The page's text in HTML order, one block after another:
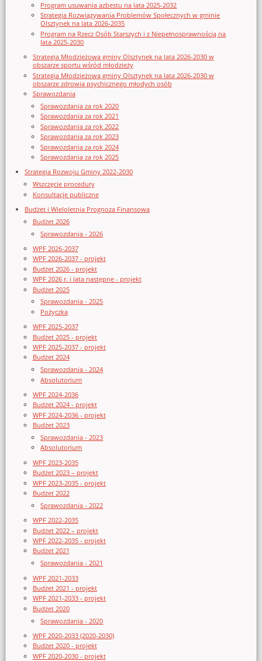
Program usuwania azbestu na lata 2025-2032
Strategia Rozwiązywania Problemów Społecznych w gminie
Olsztynek na lata 2026-2035
Program na Rzecz Osób Starszych i z Niepełnosprawnością na
lata 2025-2030
Strategia Młodzieżowa gminy Olsztynek na lata 2026-2030 w
obszarze sportu wśród młodzieży
Strategia Młodzieżowa gminy Olsztynek na lata 2026-2030 w
obszarze zdrowia psychicznego młodych osób
Sprawozdania
Sprawozdania za rok 2020
Sprawozdania za rok 2021
Sprawozdania za rok 2022
Sprawozdania za rok 2023
Sprawozdania za rok 2024
Sprawozdania za rok 2025
Strategia Rozwoju Gminy 2022-2030
Wszczęcie procedury
Konsultacje publiczne
Budżet i Wieloletnia Prognoza Finansowa
Budżet 2026
Sprawozdania - 2026
WPF 2026-2037
WPF 2026-2037 - projekt
Budżet 2026 - projekt
WPF 2026 r. i lata następne - projekt
Budżet 2025
Sprawozdania - 2025
Pożyczka
WPF 2025-2037
Budżet 2025 - projekt
WPF 2025-2037 - projekt
Budżet 2024
Sprawozdania - 2024
Absolutorium
WPF 2024-2036
Budżet 2024 - projekt
WPF 2024-2036 - projekt
Budżet 2023
Sprawozdania - 2023
Absolutorium
WPF 2023-2035
Budżet 2023 – projekt
WPF 2023-2035 - projekt
Budżet 2022
Sprawozdania - 2022
WPF 2022-2035
Budżet 2022 – projekt
WPF 2022-2035 - projekt
Budżet 2021
Sprawozdania - 2021
WPF 2021-2033
Budżet 2021 - projekt
WPF 2021-2033 - projekt
Budżet 2020
Sprawozdania - 2020
WPF 2020-2033 (2020-2030)
Budżet 2020 - projekt
WPF 2020-2030 - projekt